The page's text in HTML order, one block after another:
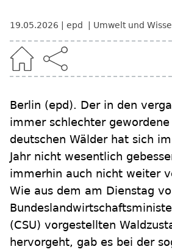
19.05.2026 epd Umwelt und
Berlin (epd). Der in den
immer schlechter
deutschen Wälder hat sich
Jahr nicht wesentlich
immerhin auch nicht weiter
Wie aus dem am Dienstag
(CSU) vorgestellten
hervorgeht, gab es bei der